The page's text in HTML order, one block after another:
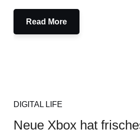
Read More
DIGITAL LIFE
Neue Xbox hat